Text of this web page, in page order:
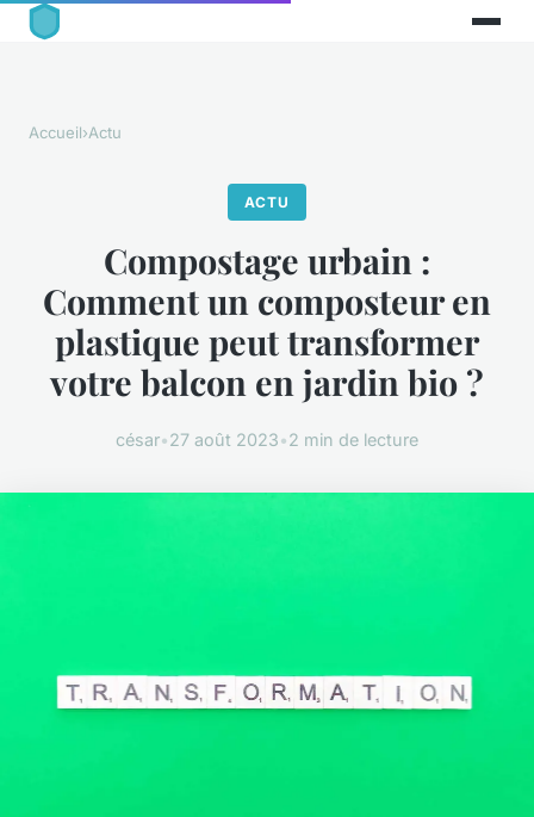
Accueil›Actu
ACTU
Compostage urbain :
Comment un composteur en
plastique peut transformer
votre balcon en jardin bio ?
césar•27 août 2023•2 min de lecture